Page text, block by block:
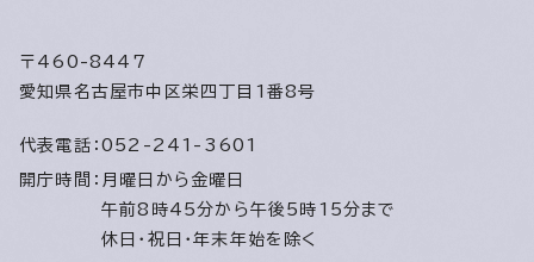
〒460-8447
愛知県名古屋市中区栄四丁目1番8号
代表電話： 052-241-3601
開庁時間： 月曜日から金曜日
午前8時45分から午後5時15分まで
休日・祝日・年末年始を除く